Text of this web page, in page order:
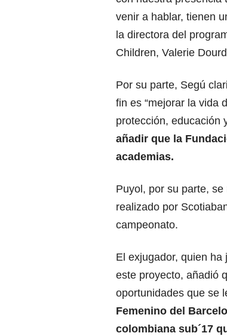
venir a hablar, tienen
la directora del
Children, Valerie
Por su parte, Segú
fin es “mejorar la vida
protección, educación
añadir que la
academias.
Puyol, por su parte,
realizado por
campeonato.
El exjugador, quien
este proyecto, añadió
oportunidades que se
Femenino del
colombiana sub´17